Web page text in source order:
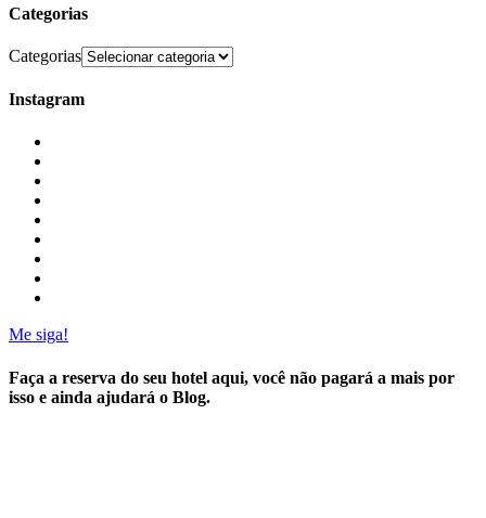
Categorias
Categorias
Instagram
Me siga!
Faça a reserva do seu hotel aqui, você não pagará a mais por
isso e ainda ajudará o Blog.